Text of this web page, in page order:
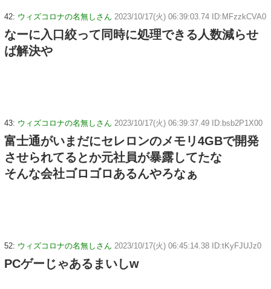
42: ウィズコロナの名無しさん 2023/10/17(火) 06:39:03.74 ID:MFzzkCVA0
なーに入口絞って同時に処理できる人数減らせ
ば解決や
43: ウィズコロナの名無しさん 2023/10/17(火) 06:39:37.49 ID:bsb2P1X00
富士通がいまだにセレロンのメモリ4GBで開発
させられてるとか元社員が暴露してたな
そんな会社ゴロゴロあるんやろなぁ
52: ウィズコロナの名無しさん 2023/10/17(火) 06:45:14.38 ID:tKyFJUJz0
PCゲーじゃあるまいしw